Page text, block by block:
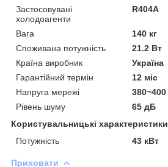
Застосовувані
холодоагенти
R404A
Вага
140 кг
Споживана потужність
21.2 Вт
Країна виробник
Україна
Гарантійний термін
12 міс
Напруга мережі
Рівень шуму
65 дБ
Користувальницькі характеристики
Потужність
43 кВт
Приховати